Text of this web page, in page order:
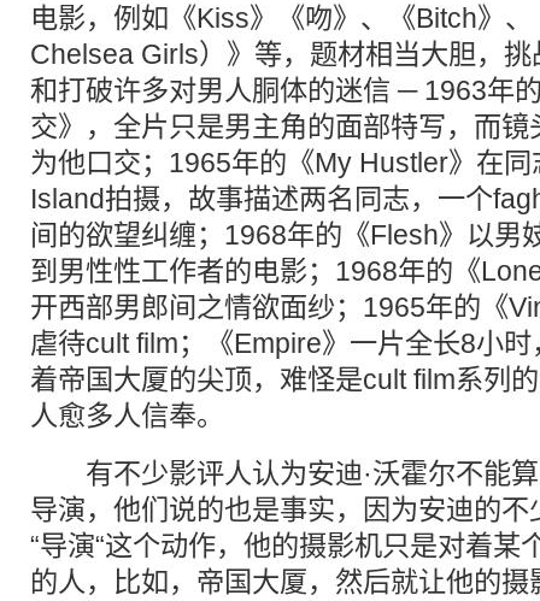
电影，例如《Kiss》《吻》、《Bitch》
Chelsea Girls）》等，题材相当大胆，
和打破许多对男人胴体的迷信 ─ 1963年
交》，全片只是男主角的面部特写，而
为他口交；1965年的《My Hustler》在
Island拍摄，故事描述两名同志，一个
间的欲望纠缠；1968年的《Flesh》以男
到男性性工作者的电影；1968年的《
开西部男郎间之情欲面纱；1965年的《
虐待cult film；《Empire》一片全长8小
着帝国大厦的尖顶，难怪是cult film系列
人愈多人信奉。
有不少影评人认为安迪·沃霍尔不能算
导演，他们说的也是事实，因为安迪的
“导演“这个动作，他的摄影机只是对着某
的人，比如，帝国大厦，然后就让他的